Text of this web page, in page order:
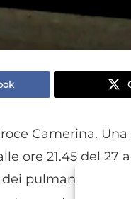
Camerina.
ore 21.45 del 27
pulman di via